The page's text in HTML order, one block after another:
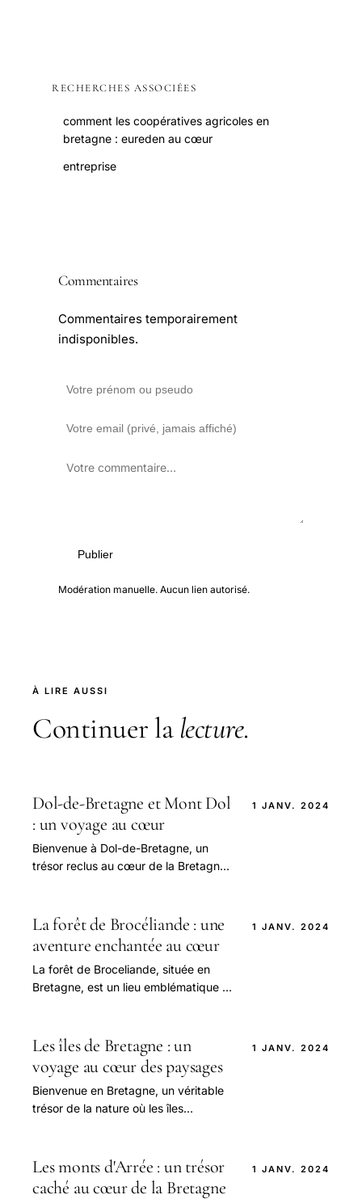
RECHERCHES ASSOCIÉES
comment les coopératives agricoles en
bretagne : eureden au cœur
entreprise
Commentaires
Commentaires temporairement
indisponibles.
Publier
Modération manuelle. Aucun lien autorisé.
À LIRE AUSSI
Continuer la lecture.
Dol-de-Bretagne et Mont Dol
: un voyage au cœur
Bienvenue à Dol-de-Bretagne, un
trésor reclus au cœur de la Bretagne
mystères, vous.
1 JANV. 2024
La forêt de Brocéliande : une
aventure enchantée au cœur
La forêt de Broceliande, située en
Bretagne, est un lieu emblématique et
1 JANV. 2024
Les îles de Bretagne : un
voyage au cœur des paysages
Bienvenue en Bretagne, un véritable
trésor de la nature où les îles
d’émeraude.
1 JANV. 2024
Les monts d'Arrée : un trésor
caché au cœur de la Bretagne
1 JANV. 2024